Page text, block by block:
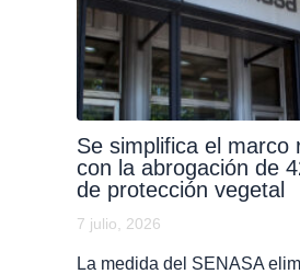
Se simplifica el marco
con la abrogación de
de protección vegetal
7 julio, 2026
La medida del SENASA